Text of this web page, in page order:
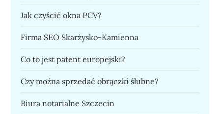
Jak czyścić okna PCV?
Firma SEO Skarżysko-Kamienna
Co to jest patent europejski?
Czy można sprzedać obrączki ślubne?
Biura notarialne Szczecin